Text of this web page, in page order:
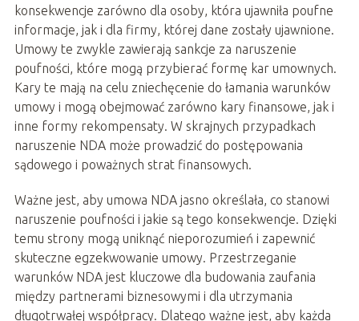
konsekwencje zarówno dla osoby, która ujawniła poufne
informacje, jak i dla firmy, której dane zostały ujawnione.
Umowy te zwykle zawierają sankcje za naruszenie
poufności, które mogą przybierać formę kar umownych.
Kary te mają na celu zniechęcenie do łamania warunków
umowy i mogą obejmować zarówno kary finansowe, jak i
inne formy rekompensaty. W skrajnych przypadkach
naruszenie NDA może prowadzić do postępowania
sądowego i poważnych strat finansowych.
Ważne jest, aby umowa NDA jasno określała, co stanowi
naruszenie poufności i jakie są tego konsekwencje. Dzięki
temu strony mogą uniknąć nieporozumień i zapewnić
skuteczne egzekwowanie umowy. Przestrzeganie
warunków NDA jest kluczowe dla budowania zaufania
między partnerami biznesowymi i dla utrzymania
długotrwałej współpracy. Dlatego ważne jest, aby każda